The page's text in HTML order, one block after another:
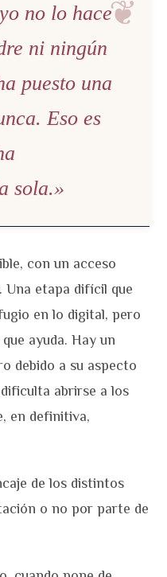
no lo hace
ni ningún
puesto una
Eso es
sola.»
con un acceso
Una etapa difícil que
en lo digital, pero
ayuda. Hay un
debido a su aspecto
abrirse a los
en definitiva,
de los distintos
o no por parte de